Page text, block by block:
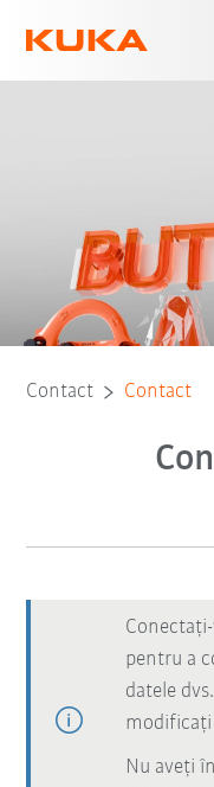
Contact Contact
pentru a
datele
modificați
Nu aveți